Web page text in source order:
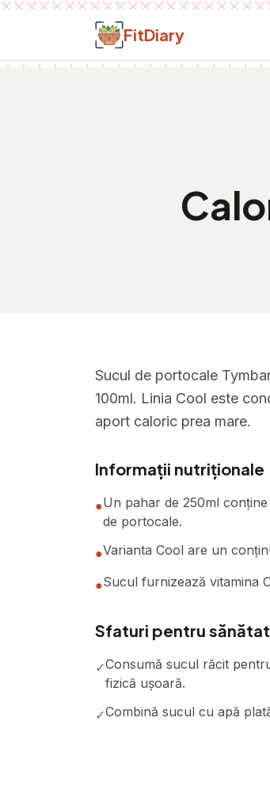
Salt la conținut
FitDiary
Sucul de portocale
100ml. Linia Cool este
aport caloric prea mare.
Informații nutriționale
●Un pahar de 250ml
de portocale.
●Varianta Cool are un
●Sucul furnizează vitamina
Sfaturi pentru
✓Consumă sucul răcit
fizică ușoară.
✓Combină sucul cu apă